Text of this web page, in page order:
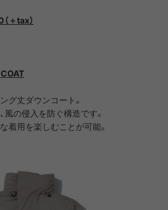
＋tax）
グ丈ダウンコート。
風の侵入を防ぐ構造です。
着用を楽しむことが可能。